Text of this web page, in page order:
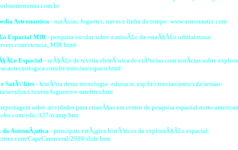
Astronautica- notÃ­cias, foguetes, naves e linha do tempo: www.astronautix.com
Espacial MIR- pesquisa escolar sobre a missÃ£o da estaÃ§Ã£o orbital russa:
ciencia_MIR.html
Espacial- seÃ§Ã£o de revista eletrÃ´nica de ciÃªncias com notÃ­cias sobre
noticias/espaco.html
e SatÃ©lites - histÃ³ria dessa tecnologia: educar.sc.usp.br/ciencias/astro/cda/sessao-
seculoxx/textos/foguetes-e-satelites.htm
sobre atividades para crianÃ§as em centro de pesquisa espacial norte-
edic/127/rcamp.htm
da AstronÃ¡utica - principais estÃ¡gios histÃ³ricos da exploraÃ§Ã£o espacial:
CapeCanaveral/2939/slide.htm